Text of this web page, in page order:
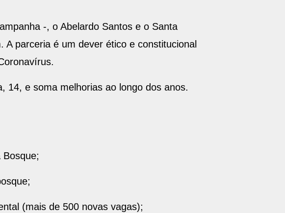
-, o Abelardo Santos e o Santa
parceria é um dever ético e constitucional
14, e soma melhorias ao longo dos anos.
(mais de 500 novas vagas);